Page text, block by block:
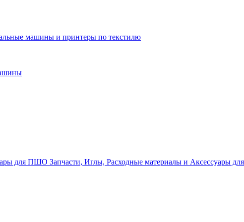
машины и принтеры по текстилю
Запчасти, Иглы, Расходные материалы и Аксессуары